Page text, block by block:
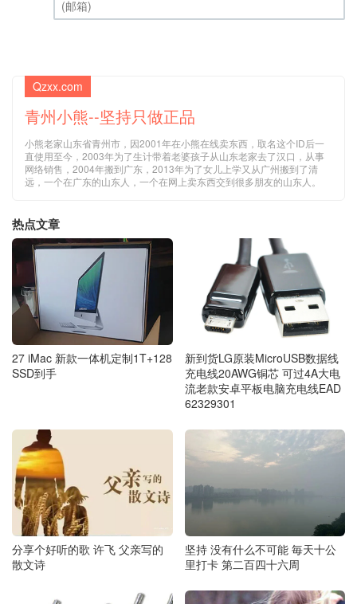
Qzxx.com
青州小熊--坚持只做正品
小熊老家山东省青州市，因2001年在小熊在线卖东西，取名这个ID后一
直使用至今，2003年为了生计带着老婆孩子从山东老家去了汉口，从事
网络销售，2004年搬到广东，2013年为了女儿上学又从广州搬到了清
远，一个在广东的山东人，一个在网上卖东西交到很多朋友的山东人。
热点文章
27 iMac 新款一体机定制1T+128
SSD到手
新到货LG原装MicroUSB数据线
充电线20AWG铜芯 可过4A大电
流老款安卓平板电脑充电线EAD
62329301
分享个好听的歌 许飞 父亲写的
散文诗
坚持 没有什么不可能 毎天十公
里打卡 第二百四十六周